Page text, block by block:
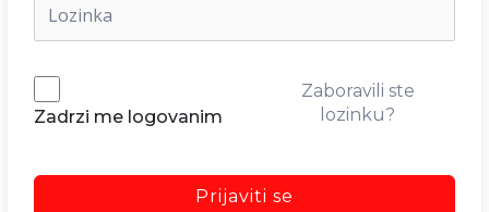
Zadrzi me logovanim
Zaboravili ste
lozinku?
Prijaviti se